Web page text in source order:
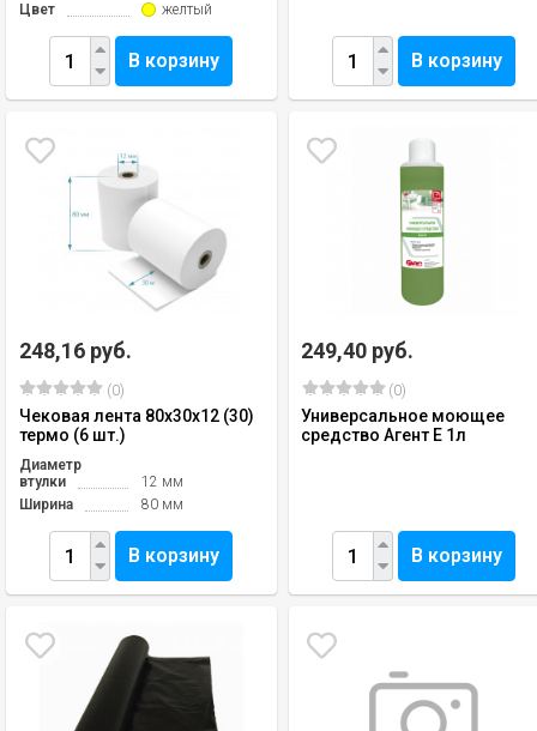
Цвет
желтый
В корзину В корзину
248,16 руб.
(0)
Чековая лента 80х30х12 (30)
термо (6 шт.)
Диаметр
втулки
12 мм
Ширина
80 мм
В корзину
249,40 руб.
(0)
Универсальное моющее
средство Агент Е 1л
В корзину